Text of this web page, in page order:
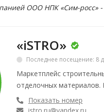
ООО НПК «Сим-росс»
«iSTRO»
Последнее посещение: 8
Маркетплейс
отделочных материалов.
Показать номер